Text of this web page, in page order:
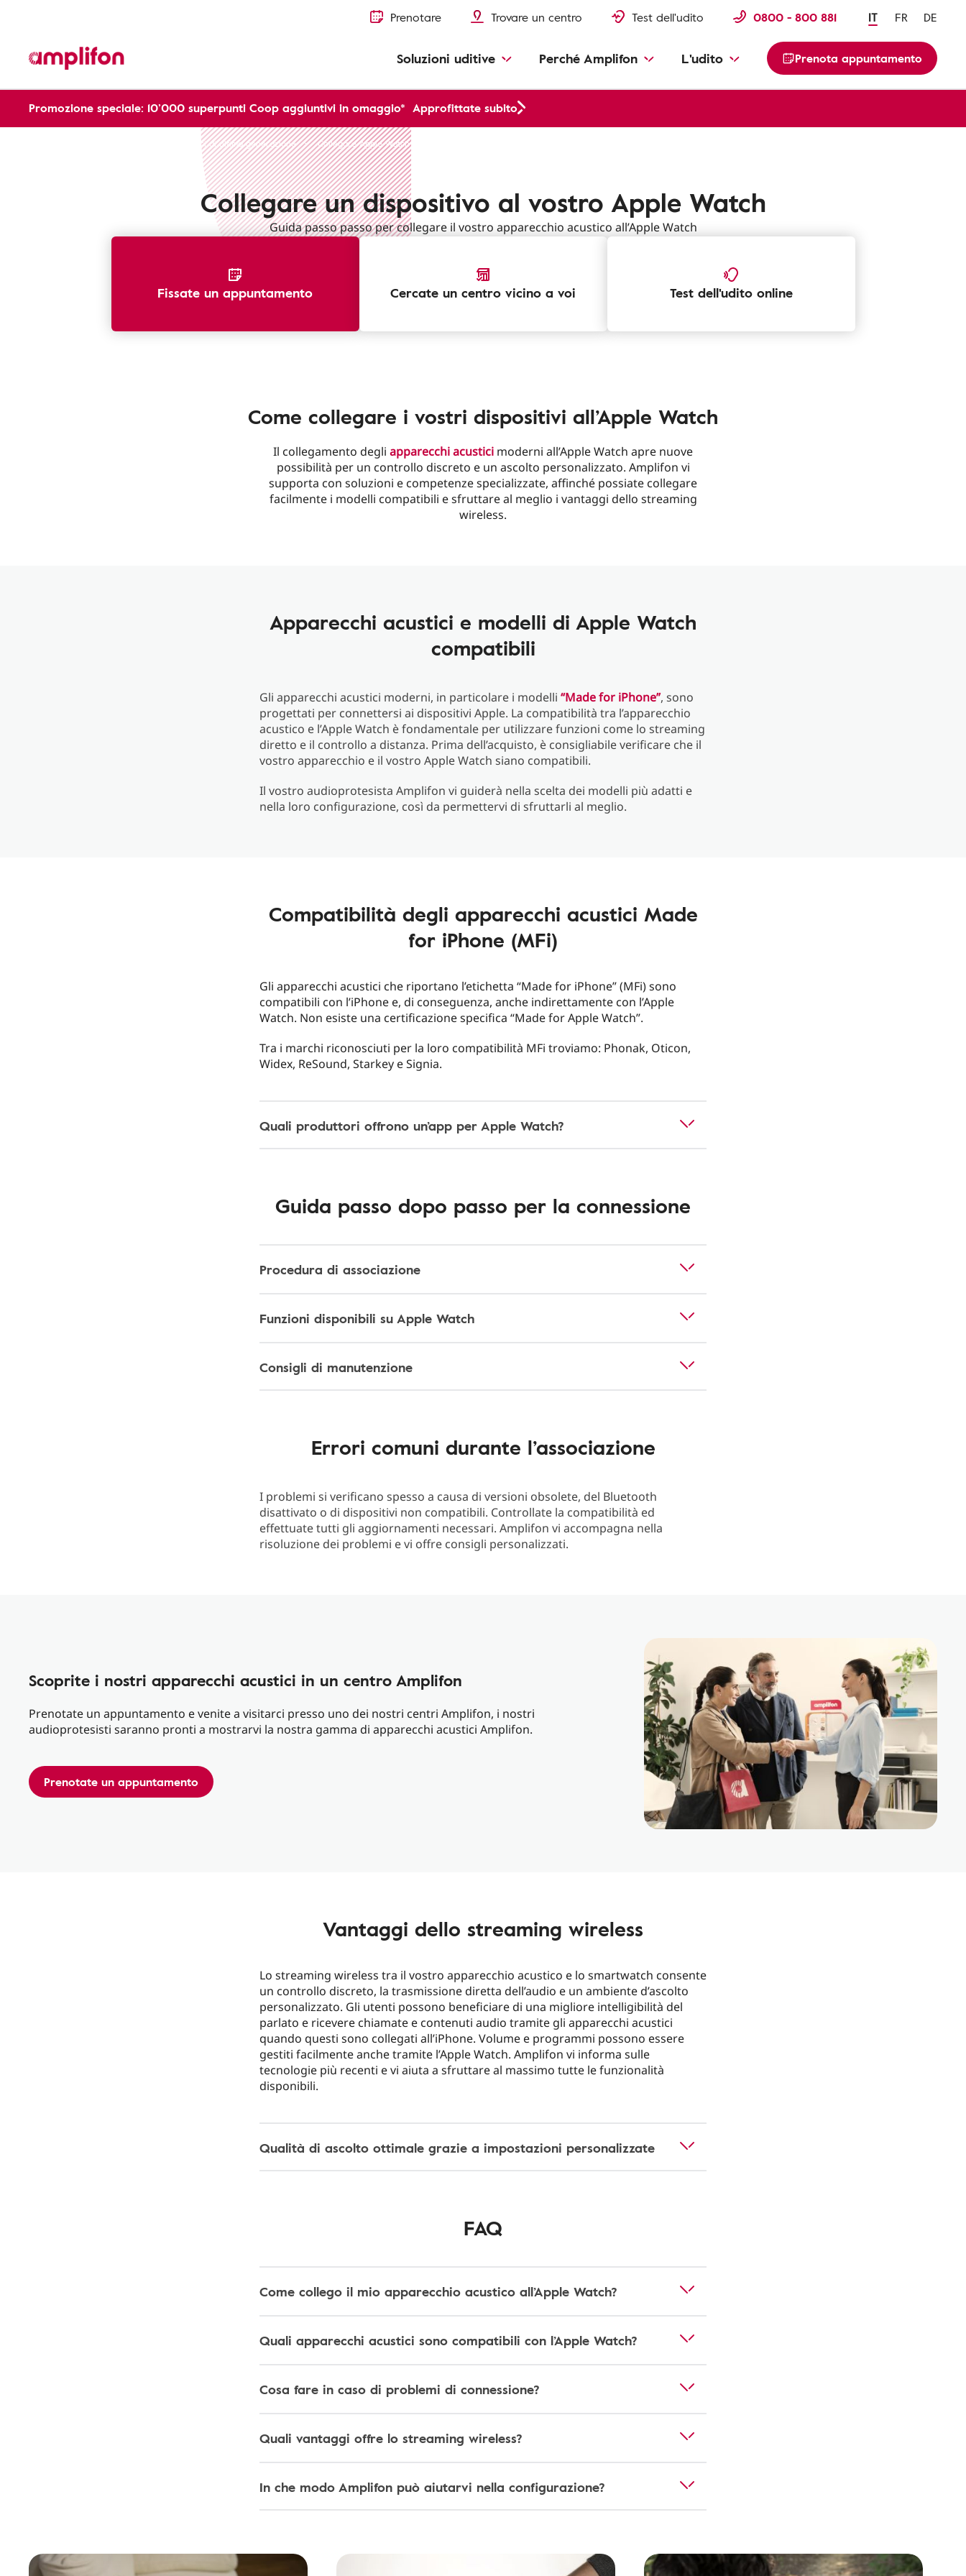
Prenotare Trovare un centro Test dell'udito 0800 - 800 881 IT FR DE
Soluzioni uditive Perché Amplifon L'udito Prenota appuntamento
Promozione speciale: 10’000 superpunti Coop aggiuntivi in omaggio* Approfittate subito
Apparecchi acustici di ultima generazione Collegare Apple Watch
Collegare un dispositivo al vostro Apple Watch
Guida passo passo per collegare il vostro apparecchio acustico all’Apple Watch
Fissate un appuntamento Cercate un centro vicino a voi Test dell'udito online
Come collegare i vostri dispositivi all’Apple Watch
Il collegamento degli apparecchi acustici moderni all’Apple Watch apre nuove
possibilità per un controllo discreto e un ascolto personalizzato. Amplifon vi
supporta con soluzioni e competenze specializzate, affinché possiate collegare
facilmente i modelli compatibili e sfruttare al meglio i vantaggi dello streaming
wireless.
Apparecchi acustici e modelli di Apple Watch
compatibili
Gli apparecchi acustici moderni, in particolare i modelli “Made for iPhone”, sono
progettati per connettersi ai dispositivi Apple. La compatibilità tra l’apparecchio
acustico e l’Apple Watch è fondamentale per utilizzare funzioni come lo streaming
diretto e il controllo a distanza. Prima dell’acquisto, è consigliabile verificare che il
vostro apparecchio e il vostro Apple Watch siano compatibili.
Il vostro audioprotesista Amplifon vi guiderà nella scelta dei modelli più adatti e
nella loro configurazione, così da permettervi di sfruttarli al meglio.
Compatibilità degli apparecchi acustici Made
for iPhone (MFi)
Gli apparecchi acustici che riportano l’etichetta “Made for iPhone” (MFi) sono
compatibili con l’iPhone e, di conseguenza, anche indirettamente con l’Apple
Watch. Non esiste una certificazione specifica “Made for Apple Watch”.
Tra i marchi riconosciuti per la loro compatibilità MFi troviamo: Phonak, Oticon,
Widex, ReSound, Starkey e Signia.
Quali produttori offrono un’app per Apple Watch?
Guida passo dopo passo per la connessione
Procedura di associazione
Funzioni disponibili su Apple Watch
Consigli di manutenzione
Errori comuni durante l’associazione
I problemi si verificano spesso a causa di versioni obsolete, del Bluetooth
disattivato o di dispositivi non compatibili. Controllate la compatibilità ed
effettuate tutti gli aggiornamenti necessari. Amplifon vi accompagna nella
risoluzione dei problemi e vi offre consigli personalizzati.
Scoprite i nostri apparecchi acustici in un centro Amplifon
Prenotate un appuntamento e venite a visitarci presso uno dei nostri centri Amplifon, i nostri
audioprotesisti saranno pronti a mostrarvi la nostra gamma di apparecchi acustici Amplifon.
Prenotate un appuntamento
Vantaggi dello streaming wireless
Lo streaming wireless tra il vostro apparecchio acustico e lo smartwatch consente
un controllo discreto, la trasmissione diretta dell’audio e un ambiente d’ascolto
personalizzato. Gli utenti possono beneficiare di una migliore intelligibilità del
parlato e ricevere chiamate e contenuti audio tramite gli apparecchi acustici
quando questi sono collegati all’iPhone. Volume e programmi possono essere
gestiti facilmente anche tramite l’Apple Watch. Amplifon vi informa sulle
tecnologie più recenti e vi aiuta a sfruttare al massimo tutte le funzionalità
disponibili.
Qualità di ascolto ottimale grazie a impostazioni personalizzate
FAQ
Come collego il mio apparecchio acustico all’Apple Watch?
Quali apparecchi acustici sono compatibili con l’Apple Watch?
Cosa fare in caso di problemi di connessione?
Quali vantaggi offre lo streaming wireless?
In che modo Amplifon può aiutarvi nella configurazione?